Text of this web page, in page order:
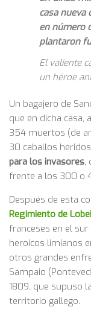
casa nueva
en número
plantaron
El valiente
un héroe
Un bagajero de
que en dicha
354 muertos (de
30 caballos
para los invasores,
frente a los 300 o
Después de esta
Regimiento de
franceses en el
heroicos limianos
otros grandes
Sampaio
1809, que supuso
territorio gallego.